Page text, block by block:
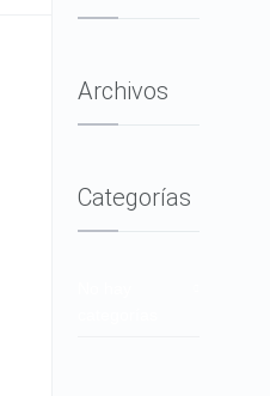
Archivos
Categorías